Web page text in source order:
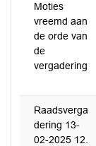
Moties
vreemd aan
de orde van
de
vergadering
Raadsverga
dering 13-
02-2025 12.